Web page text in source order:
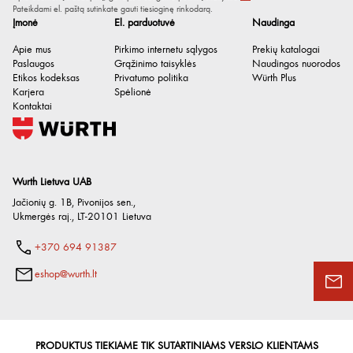
Plotis 78 mm
padėtyje
Apkrovos jėga atviroje padėtyje 6 kN
Apkrovos jėga vertikalioje
padėtyje
Wurth Lietuva UAB
Jačionių g. 1B, Pivonijos sen.,
Ukmergės raj., LT-20101 Lietuva
+370 694 91387
eshop@wurth.lt
Įmonė
Apie mus
Paslaugos
Etikos kodeksas
Karjera
Kontaktai
El. parduotuvė
Pirkimo internetu sąlygos
Grąžinimo taisyklės
Privatumo politika
Spėlionė
Naudinga
Prekių katalogai
Naudingos nuorodos
Würth Plus
Pateikdami el. paštą sutinkate gauti tiesioginę rinkodarą.
PRODUKTUS TIEKIAME TIK SUTARTINIAMS VERSLO KLIENTAMS